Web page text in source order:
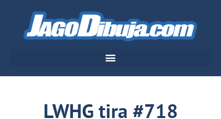
LWHG tira #718